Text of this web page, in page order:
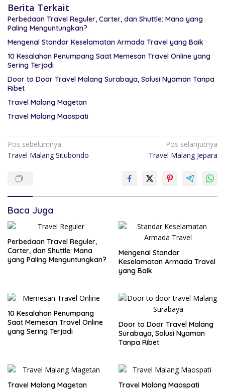
Berita Terkait
Perbedaan Travel Reguler, Carter, dan Shuttle: Mana yang
Paling Menguntungkan?
Mengenal Standar Keselamatan Armada Travel yang Baik
10 Kesalahan Penumpang Saat Memesan Travel Online yang
Sering Terjadi
Door to Door Travel Malang Surabaya, Solusi Nyaman Tanpa
Ribet
Travel Malang Magetan
Travel Malang Maospati
Pos sebelumnya
Travel Malang Situbondo
Pos selanjutnya
Travel Malang Jepara
Baca Juga
Perbedaan Travel Reguler,
Carter, dan Shuttle: Mana
yang Paling Menguntungkan?
Mengenal Standar
Keselamatan Armada Travel
yang Baik
10 Kesalahan Penumpang
Saat Memesan Travel Online
yang Sering Terjadi
Door to Door Travel Malang
Surabaya, Solusi Nyaman
Tanpa Ribet
Travel Malang Magetan Travel Malang Maospati